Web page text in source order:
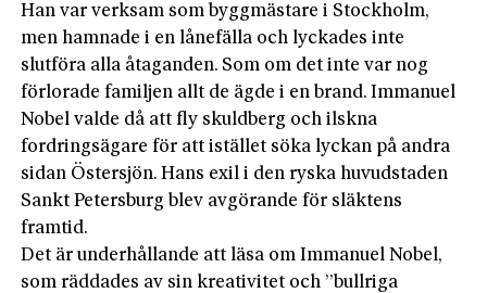
Han var verksam som byggmästare i Stockholm,
men hamnade i en lånefälla och lyckades inte
slutföra alla åtaganden. Som om det inte var nog
förlorade familjen allt de ägde i en brand. Immanuel
Nobel valde då att fly skuldberg och ilskna
fordringsägare för att istället söka lyckan på andra
sidan Östersjön. Hans exil i den ryska huvudstaden
Sankt Petersburg blev avgörande för släktens
framtid.
Det är underhållande att läsa om Immanuel Nobel,
som räddades av sin kreativitet och ”bullriga